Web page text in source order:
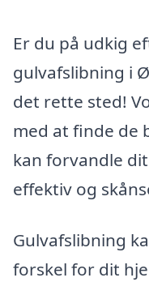
Er du på udkig
gulvafslibning i
det rette sted!
med at finde de
kan forvandle
effektiv og
Gulvafslibning
forskel for dit